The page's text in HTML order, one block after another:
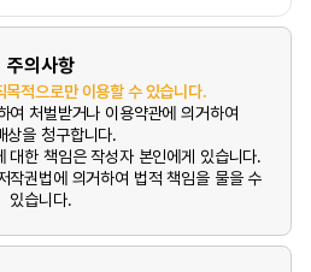
주의사항
목적으로만 이용할 수 있습니다.
여 처벌받거나 이용약관에 의거하여
상을 청구합니다.
대한 책임은 작성자 본인에게 있습니다.
작권법에 의거하여 법적 책임을 물을 수
있습니다.